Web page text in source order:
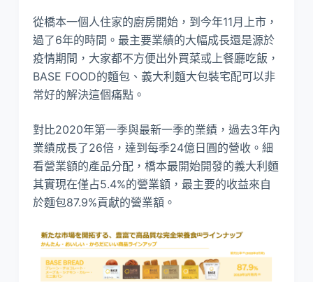
從橋本一個人住家的廚房開始，到今年11月上市，
過了6年的時間。最主要業績的大幅成長還是源於
疫情期間，大家都不方便出外買菜或上餐廳吃飯，
BASE FOOD的麵包、義大利麵大包裝宅配可以非
常好的解決這個痛點。
對比2020年第一季與最新一季的業績，過去3年內
業績成長了26倍，達到每季24億日圓的營收。細
看營業額的產品分配，橋本最開始開發的義大利麵
其實現在僅占5.4%的營業額，最主要的收益來自
於麵包87.9%貢獻的營業額。